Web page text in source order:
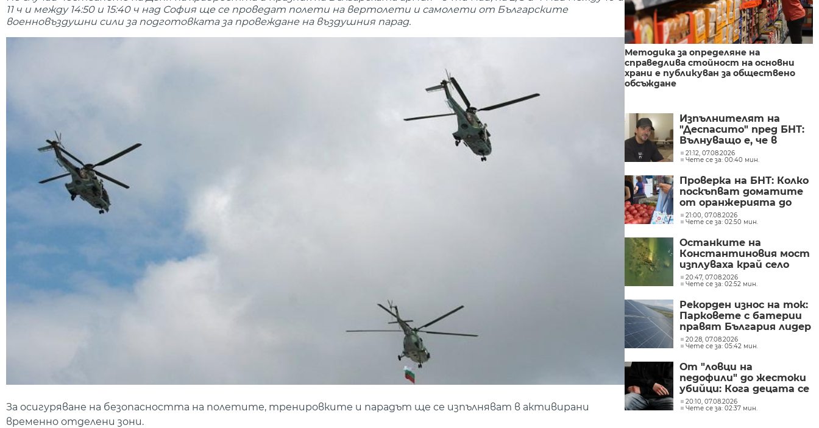
11 ч и между 14:50 и 15:40 ч над София ще се проведат полети на вертолети и самолети от Българските
военновъздушни сили за подготовката за провеждане на въздушния парад.
За осигуряване на безопасността на полетите, тренировките и парадът ще се изпълняват в активирани
временно отделени зони.
Методика за определяне на
справедлива стойност на основни
храни е публикуван за обществено
обсъждане
Изпълнителят на
"Деспасито" пред БНТ:
Вълнуващо е, че в
България хората пеят
и танцуват на моите
песни
21:12, 07.08.2026
Чете се за: 00:40 мин.
Проверка на БНТ: Колко
поскъпват доматите
от оранжерията до
магазина?
21:00, 07.08.2026
Чете се за: 02:50 мин.
Останките на
Константиновия мост
изплуваха край село
Гиген
20:47, 07.08.2026
Чете се за: 02:52 мин.
Рекорден износ на ток:
Парковете с батерии
правят България лидер
на пазара
20:28, 07.08.2026
Чете се за: 05:42 мин.
От "ловци на
педофили" до жестоки
убийци: Кога децата се
превръщат в
насилници?
20:10, 07.08.2026
Чете се за: 02:37 мин.